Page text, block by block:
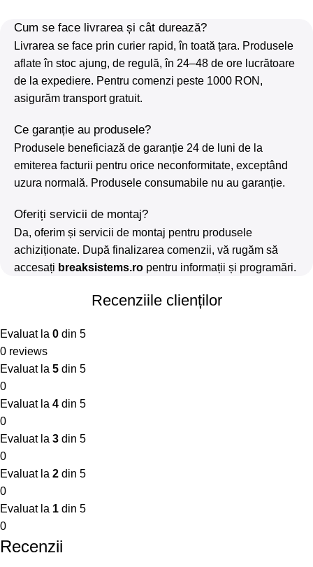
Cum se face livrarea și cât durează?
Livrarea se face prin curier rapid, în toată țara. Produsele
aflate în stoc ajung, de regulă, în 24–48 de ore lucrătoare
de la expediere. Pentru comenzi peste 1000 RON,
asigurăm transport gratuit.
Ce garanție au produsele?
Produsele beneficiază de garanție 24 de luni de la
emiterea facturii pentru orice neconformitate, exceptând
uzura normală. Produsele consumabile nu au garanție.
Oferiți servicii de montaj?
Da, oferim și servicii de montaj pentru produsele
achiziționate. După finalizarea comenzii, vă rugăm să
accesați breaksistems.ro pentru informații și programări.
Recenziile clienților
Evaluat la 0 din 5
0 reviews
Evaluat la 5 din 5
0
Evaluat la 4 din 5
0
Evaluat la 3 din 5
0
Evaluat la 2 din 5
0
Evaluat la 1 din 5
0
Recenzii